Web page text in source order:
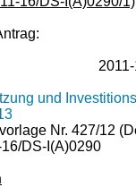
16/DS-
und
Nr. 427/12
DS-I(A)0290